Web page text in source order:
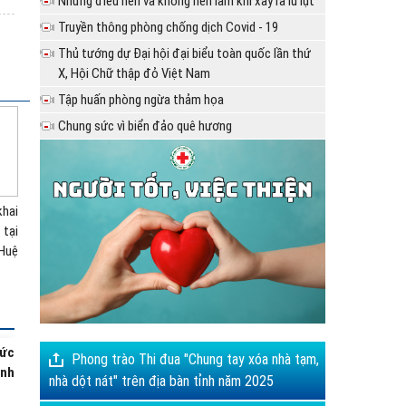
Hình ảnh gian hàng do Hội
CTĐ trường Nguyễn Huệ
phụ trách tại hội chợ do...
Các cá nhân ngày hội
HMTN cụm liên xã Sơn
Tây, Sơn Hồng, Sơn Kim 1,
Sơn...
Truyền thông phòng chống dịch Covid - 19
Thủ tướng dự Đại hội đại biểu toàn quốc lần thứ
X, Hội Chữ thập đỏ Việt Nam
Tập huấn phòng ngừa thảm họa
Chung sức vì biển đảo quê hương
Phong trào Thi đua "Chung tay xóa nhà tạm,
nhà dột nát" trên địa bàn tỉnh năm 2025